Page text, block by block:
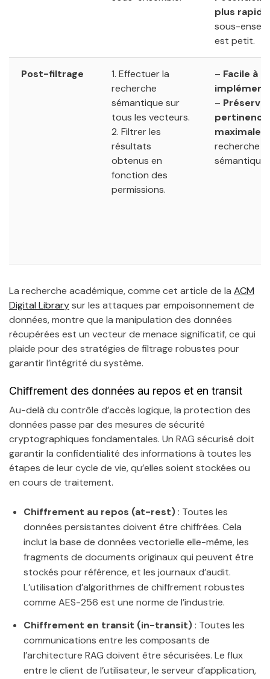
plus rapide
sous-
est petit.
Post-filtrage
1. Effectuer la
recherche
sémantique sur
tous les vecteurs.
2. Filtrer les
résultats
obtenus en
fonction des
permissions.
– Facile à
– Préserve
pertinence
maximale
recherche
sémantique.
La recherche académique, comme cet article de la ACM
Digital Librarysur les attaques par empoisonnement de
données, montre que la manipulation des données
récupérées est un vecteur de menace significatif, ce qui
plaide pour des stratégies de filtrage robustes pour
garantir l’intégrité du système.
Chiffrement des données au repos et en transit
Au-delà du contrôle d’accès logique, la protection des
données passe par des mesures de sécurité
cryptographiques fondamentales. Un RAG sécurisé doit
garantir la confidentialité des informations à toutes les
étapes de leur cycle de vie, qu’elles soient stockées ou
en cours de traitement.
Chiffrement au repos (at-rest): Toutes les
données persistantes doivent être chiffrées. Cela
inclut la base de données vectorielle elle-même, les
fragments de documents originaux qui peuvent être
stockés pour référence, et les journaux d’audit.
L’utilisation d’algorithmes de chiffrement robustes
comme AES-256 est une norme de l’industrie.
Chiffrement en transit (in-transit): Toutes les
communications entre les composants de
l’architecture RAG doivent être sécurisées. Le flux
entre le client de l’utilisateur, le serveur d’application,